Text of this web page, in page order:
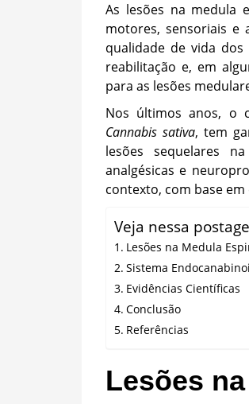
As lesões na medula
motores, sensoriais e
qualidade de vida
reabilitação e, em
para as lesões
Nos últimos anos, o
Cannabis sativa, tem
lesões sequelares
analgésicas e
contexto, com base
Veja nessa
Lesões na Medula
Sistema
Evidências Científicas
Conclusão
Referências
Lesões